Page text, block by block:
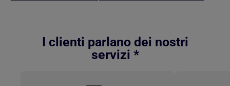
I clienti parlano dei nostri
servizi *